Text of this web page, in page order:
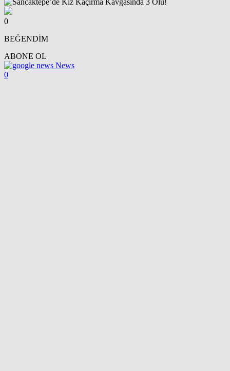
0
BEĞENDİM
ABONE OL
News
0